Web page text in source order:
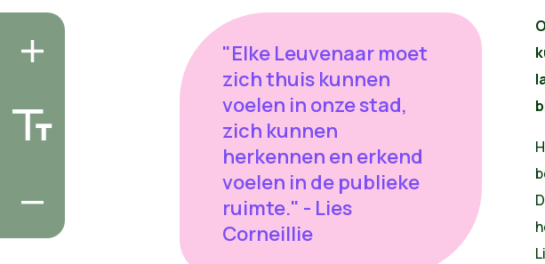
"Elke Leuvenaar moet
zich thuis kunnen
voelen in onze stad,
zich kunnen
herkennen en erkend
voelen in de publieke
ruimte." - Lies
Corneillie